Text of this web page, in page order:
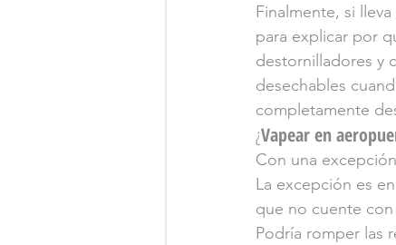
Finalmente, si
para explicar por
destornilladores y
desechables
completamente
¿Vapear en
Con una
La excepción es
que no cuente
Podría romper las